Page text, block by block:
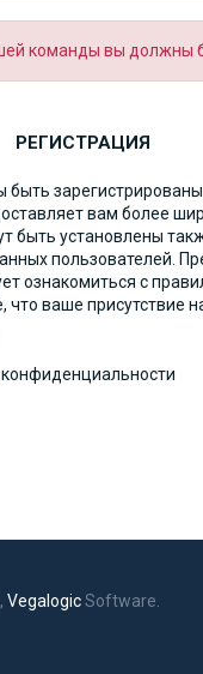
команды вы должны
РЕГИСТРАЦИЯ
вам более
быть установлены
пользователей.
ознакомиться с
ваше присутствие
VegalogicSoftware.